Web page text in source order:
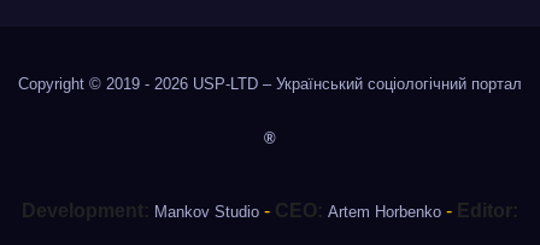
Copyright © 2019 - 2026 USP-LTD – Український соціологічний портал
®
Development: Mankov Studio - CEO: Artem Horbenko - Editor: